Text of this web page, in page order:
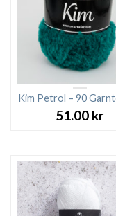
Kim Petrol – 90
51.00 kr